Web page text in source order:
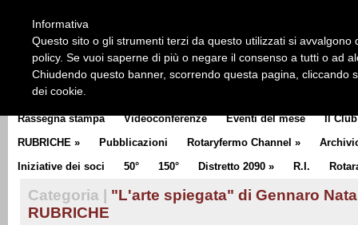
CLUB COMMUNICATOR
Rassegna stampa Videoconferenze Eventi del mese Il Club
RUBRICHE » Pubblicazioni Rotaryfermo Channel »
Iniziative dei soci
50° 150° Distretto 2090 » R.I.
Categoria |
"L'arte spiegata" di Gennaro
RUBRICHE
Informativa
Questo sito o gli strumenti terzi da questo utilizzati si
policy. Se vuoi saperne di più o negare il consenso a tutti o ad
Chiudendo questo banner, scorrendo questa pagina, cliccando
dei cookie.